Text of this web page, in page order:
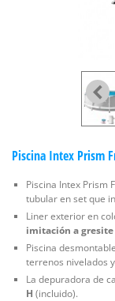
Piscina Intex Prism
Piscina Intex Prism
tubular en set que
Liner exterior en
imitación a gresite
Piscina
terrenos nivelados
La depuradora de
H (incluido).